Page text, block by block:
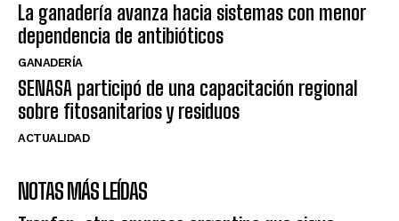
La ganadería avanza hacia sistemas con menor
dependencia de antibióticos
GANADERÍA
SENASA participó de una capacitación regional
sobre fitosanitarios y residuos
ACTUALIDAD
NOTAS MÁS LEÍDAS